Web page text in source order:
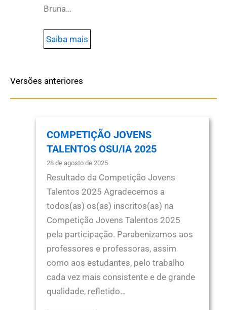
Bruna…
Saiba mais
Versões anteriores
COMPETIÇÃO JOVENS
TALENTOS OSU/IA 2025
28 de agosto de 2025
Resultado da Competição Jovens
Talentos 2025 Agradecemos a
todos(as) os(as) inscritos(as) na
Competição Jovens Talentos 2025
pela participação. Parabenizamos aos
professores e professoras, assim
como aos estudantes, pelo trabalho
cada vez mais consistente e de grande
qualidade, refletido…